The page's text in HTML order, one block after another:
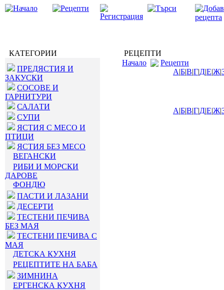
КАТЕГОРИИ
ПРЕДЯСТИЯ И
ЗАКУСКИ
СОСОВЕ И
ГАРНИТУРИ
САЛАТИ
СУПИ
ЯСТИЯ С МЕСО И
ПТИЦИ
ЯСТИЯ БЕЗ МЕСО
ВЕГАНСКИ
РИБИ И МОРСКИ
ДАРОВЕ
ФОНДЮ
ПАСТИ И ЛАЗАНИ
ДЕСЕРТИ
ТЕСТЕНИ ПЕЧИВА
БЕЗ МАЯ
ТЕСТЕНИ ПЕЧИВА С
МАЯ
ДЕТСКА КУХНЯ
РЕЦЕПТИТЕ НА БАБА
ЗИМНИНА
ЕРГЕНСКА КУХНЯ
РЕЦЕПТИ
Начало
Рецепти
А|Б|В|Г|Д|Е|Ж|
А|Б|В|Г|Д|Е|Ж|